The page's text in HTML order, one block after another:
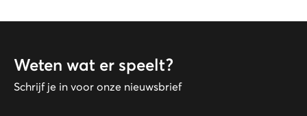
Weten wat er speelt?
Schrijf je in voor onze nieuwsbrief